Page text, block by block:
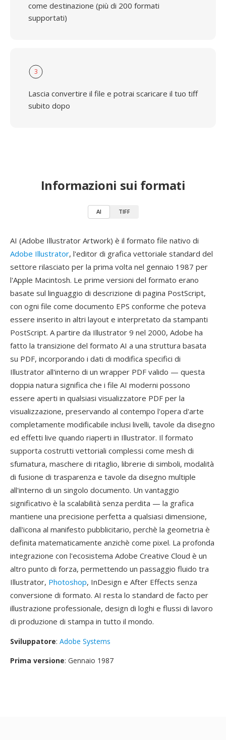
come destinazione (più di 200 formati
supportati)
3
Lascia convertire il file e potrai scaricare il tuo tiff
subito dopo
Informazioni sui formati
AI TIFF
AI (Adobe Illustrator Artwork) è il formato file nativo di
Adobe Illustrator, l'editor di grafica vettoriale standard del
settore rilasciato per la prima volta nel gennaio 1987 per
l'Apple Macintosh. Le prime versioni del formato erano
basate sul linguaggio di descrizione di pagina PostScript,
con ogni file come documento EPS conforme che poteva
essere inserito in altri layout e interpretato da stampanti
PostScript. A partire da Illustrator 9 nel 2000, Adobe ha
fatto la transizione del formato AI a una struttura basata
su PDF, incorporando i dati di modifica specifici di
Illustrator all'interno di un wrapper PDF valido — questa
doppia natura significa che i file AI moderni possono
essere aperti in qualsiasi visualizzatore PDF per la
visualizzazione, preservando al contempo l'opera d'arte
completamente modificabile inclusi livelli, tavole da disegno
ed effetti live quando riaperti in Illustrator. Il formato
supporta costrutti vettoriali complessi come mesh di
sfumatura, maschere di ritaglio, librerie di simboli, modalità
di fusione di trasparenza e tavole da disegno multiple
all'interno di un singolo documento. Un vantaggio
significativo è la scalabilità senza perdita — la grafica
mantiene una precisione perfetta a qualsiasi dimensione,
dall'icona al manifesto pubblicitario, perchè la geometria è
definita matematicamente anzichè come pixel. La profonda
integrazione con l'ecosistema Adobe Creative Cloud è un
altro punto di forza, permettendo un passaggio fluido tra
Illustrator, Photoshop, InDesign e After Effects senza
conversione di formato. AI resta lo standard de facto per
illustrazione professionale, design di loghi e flussi di lavoro
di produzione di stampa in tutto il mondo.
Sviluppatore: Adobe Systems
Prima versione: Gennaio 1987